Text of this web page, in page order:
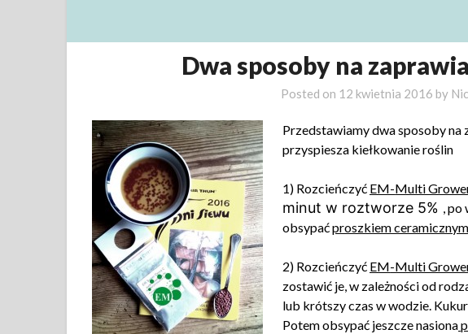
Dwa sposoby na
Posted on 12 kwietnia 2016 by
Przedstawiamy dwa sposoby na
przyspiesza kiełkowanie roślin
1) Rozcieńczyć EM-Multi
minut w roztworze 5% , po
obsypaćproszkiem
2) Rozcieńczyć EM-Multi
zostawić je, w zależności od
lub krótszy czas w wodzie.
Potem obsypać jeszcze nasiona